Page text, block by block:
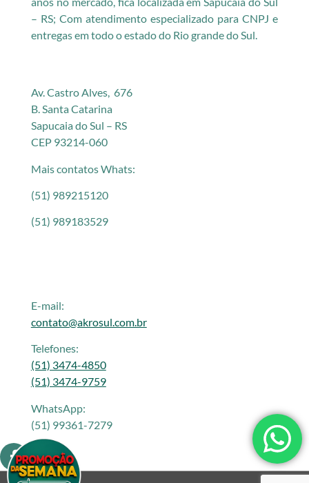
– RS; Com atendimento especializado para CNPJ e
entregas em todo o estado do Rio grande do Sul.
Av. Castro Alves, 676
B. Santa Catarina
Sapucaia do Sul – RS
CEP 93214-060
Mais contatos Whats:
(51) 989215120
(51) 989183529
E-mail:
contato@akrosul.com.br
Telefones:
(51) 3474-4850
(51) 3474-9759
WhatsApp:
(51) 99361-7279